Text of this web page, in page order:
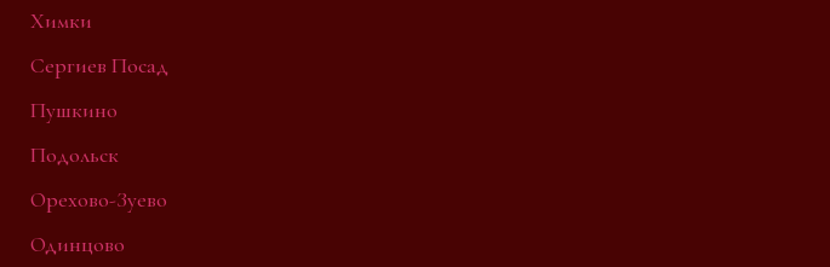
Химки
Сергиев Посад
Пушкино
Подольск
Орехово-Зуево
Одинцово